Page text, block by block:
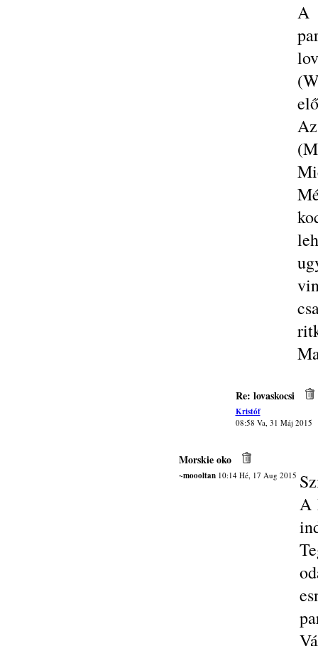
A
Re: lovaskocsi
Kristóf
08:58 Va, 31 Máj 2015
Morskie oko
~moooltan10:14 Hé, 17 Aug 2015
A